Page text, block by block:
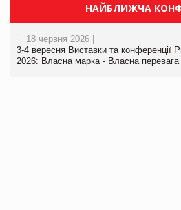
НАЙБЛИЖЧА
18 червня 2026 |
3-4 вересня Виставки та конференції
2026: Власна марка - Власна перевага